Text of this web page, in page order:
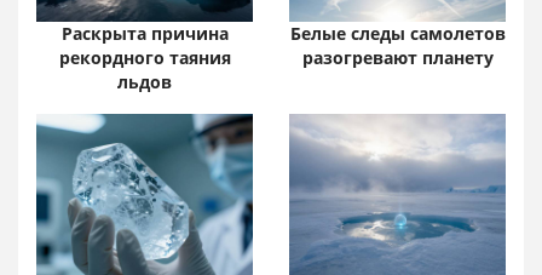
Раскрыта причина
рекордного таяния
льдов
Белые следы самолетов
разогревают планету